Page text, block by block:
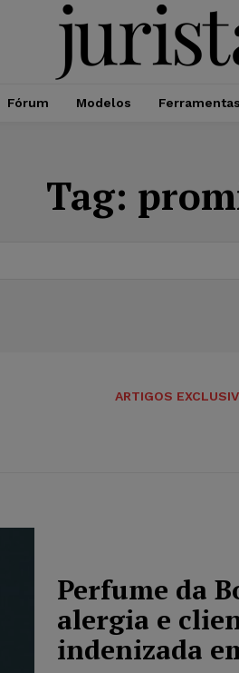
Fórum Modelos
Tag:
ARTIGOS
Perfume da
alergia e
indenizada